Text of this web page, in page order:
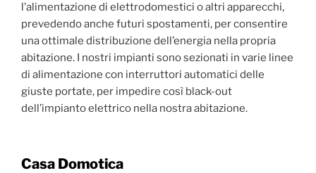
l’alimentazione di elettrodomestici o altri apparecchi,
prevedendo anche futuri spostamenti, per consentire
una ottimale distribuzione dell’energia nella propria
abitazione. I nostri impianti sono sezionati in varie linee
di alimentazione con interruttori automatici delle
giuste portate, per impedire così black-out
dell’impianto elettrico nella nostra abitazione.
Casa Domotica